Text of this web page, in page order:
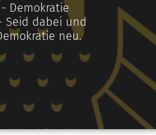
- Demokratie
Seid dabei und
neu.